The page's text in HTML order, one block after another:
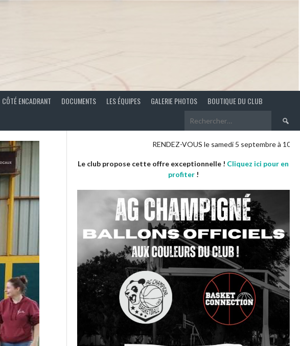
CÔTÉ ENCADRANT DOCUMENTS LES ÉQUIPES GALERIE PHOTOS
BOUTIQUE DU CLUB
RENDEZ-VOUS le samedi 5 septembre à 10 heures pour
Le club propose cette offre exceptionnelle ! Cliquez ici pour en
profiter !